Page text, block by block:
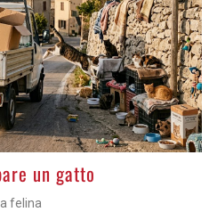
un gatto
felina